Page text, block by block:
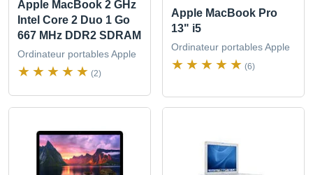
Apple MacBook 2 GHz
Intel Core 2 Duo 1 Go
667 MHz DDR2 SDRAM
Ordinateur portables Apple
(2)
Apple MacBook Pro
13" i5
Ordinateur portables Apple
(6)